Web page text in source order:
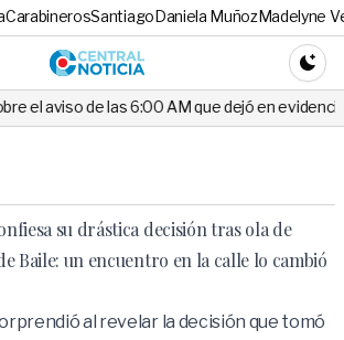
CarabinerosSantiagoDaniela MuñozMadelyne
Central
6:00 AM que dejó en evidencia al Delegado
su drástica decisión tras ola de
Baile: un encuentro en la calle lo cambió
al revelar la decisión que tomó